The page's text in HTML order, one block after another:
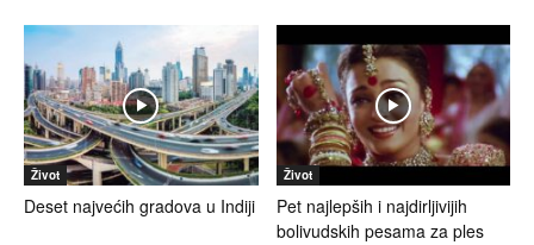
Život
Deset najvećih gradova u Indiji
Život
Pet najlepših i najdirljivijih
bolivudskih pesama za ples